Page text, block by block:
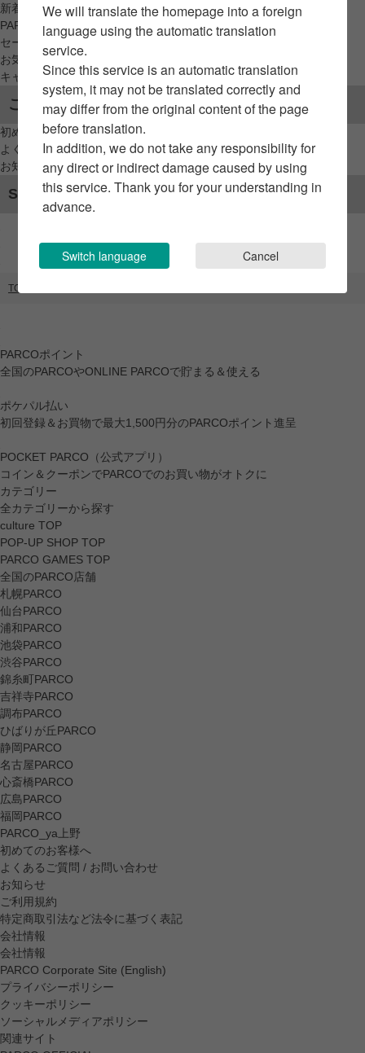
新着アイテムから探す
PARCO限定アイテムから探す
セールアイテムから探す
お気に入りから探す
キャンペーン/クーポン対象から探す
ご利用案内
初めてのお客様へ
よくあるご質問 / お問い合わせ
お知らせ
SNSアカウント
TOP
PARCOポイント
全国のPARCOやONLINE PARCOで貯まる＆使える
ポケパル払い
初回登録＆お買物で最大1,500円分のPARCOポイント進呈
POCKET PARCO（公式アプリ）
コイン＆クーポンでPARCOでのお買い物がオトクに
カテゴリー
全カテゴリーから探す
culture TOP
POP-UP SHOP TOP
PARCO GAMES TOP
全国のPARCO店舗
札幌PARCO
仙台PARCO
浦和PARCO
池袋PARCO
渋谷PARCO
錦糸町PARCO
吉祥寺PARCO
調布PARCO
ひばりが丘PARCO
静岡PARCO
名古屋PARCO
心斎橋PARCO
広島PARCO
福岡PARCO
PARCO_ya上野
初めてのお客様へ
よくあるご質問 / お問い合わせ
お知らせ
ご利用規約
特定商取引法など法令に基づく表記
会社情報
会社情報
PARCO Corporate Site (English)
プライバシーポリシー
クッキーポリシー
ソーシャルメディアポリシー
関連サイト
We will translate the homepage into a foreign
language using the automatic translation
service.
Since this service is an automatic translation
system, it may not be translated correctly and
may differ from the original content of the page
before translation.
In addition, we do not take any responsibility for
any direct or indirect damage caused by using
this service. Thank you for your understanding in
advance.
Switch language Cancel